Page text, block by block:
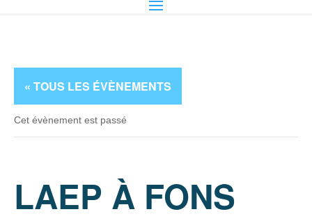
« TOUS LES ÉVÈNEMENTS
Cet évènement est passé
LAEP À FONS